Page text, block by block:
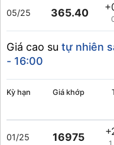
05/25 365.40
Giá cao su tự nhiên
- 16:00
Kỳ hạn Giá khớp
01/25 16975